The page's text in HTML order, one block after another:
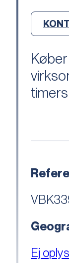
Ej